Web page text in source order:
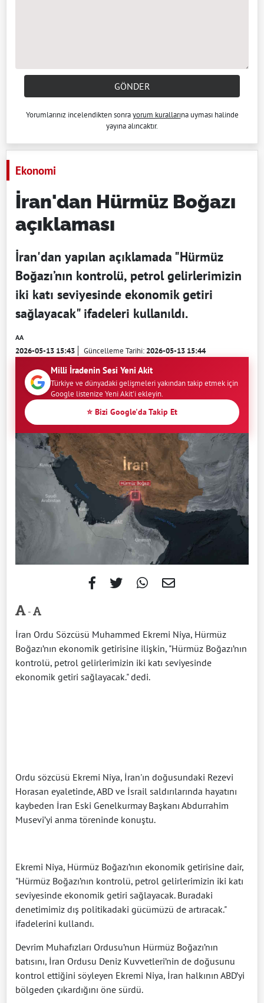
GÖNDER
Yorumlarınız incelendikten sonrayorum kurallarına uyması halinde
yayına alıncaktır.
Ekonomi
İran'dan Hürmüz Boğazı
açıklaması
İran'dan yapılan açıklamada "Hürmüz
Boğazı’nın kontrolü, petrol gelirlerimizin
iki katı seviyesinde ekonomik getiri
sağlayacak" ifadeleri kullanıldı.
AA
2026-05-13 15:43 Güncelleme Tarihi:2026-05-13 15:44
Milli İradenin Sesi Yeni Akit
Türkiye ve dünyadaki gelişmeleri yakından takip etmek için
Google listenize Yeni Akit'i ekleyin.
⭐ Bizi Google'da Takip Et
-
İran Ordu Sözcüsü Muhammed Ekremi Niya, Hürmüz
Boğazı’nın ekonomik getirisine ilişkin, "Hürmüz Boğazı’nın
kontrolü, petrol gelirlerimizin iki katı seviyesinde
ekonomik getiri sağlayacak." dedi.
Ordu sözcüsü Ekremi Niya, İran'ın doğusundaki Rezevi
Horasan eyaletinde, ABD ve İsrail saldırılarında hayatını
kaybeden İran Eski Genelkurmay Başkanı Abdurrahim
Musevi’yi anma töreninde konuştu.
Ekremi Niya, Hürmüz Boğazı’nın ekonomik getirisine dair,
"Hürmüz Boğazı’nın kontrolü, petrol gelirlerimizin iki katı
seviyesinde ekonomik getiri sağlayacak. Buradaki
denetimimiz dış politikadaki gücümüzü de artıracak."
ifadelerini kullandı.
Devrim Muhafızları Ordusu’nun Hürmüz Boğazı’nın
batısını, İran Ordusu Deniz Kuvvetleri’nin de doğusunu
kontrol ettiğini söyleyen Ekremi Niya, İran halkının ABD’yi
bölgeden çıkardığını öne sürdü.​​​​​​​